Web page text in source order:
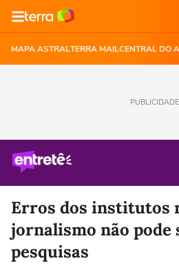
MAPA ASTRALTERRA MAILCENTRAL DO
PUBLICIDADE
Erros dos institutos
jornalismo não pode
pesquisas